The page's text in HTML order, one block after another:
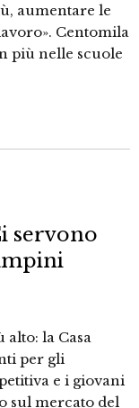
aumentare le
Centomila
più nelle scuole
servono
alto: la Casa
per gli
e i giovani
sul mercato del